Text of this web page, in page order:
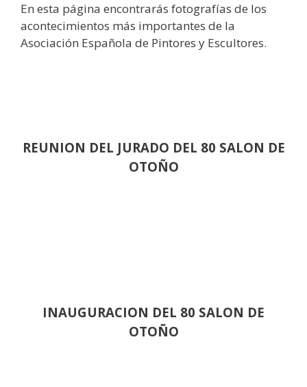
En esta página encontrarás fotografías de los
acontecimientos más importantes de la
Asociación Española de Pintores y Escultores.
REUNION DEL JURADO DEL 80 SALON DE
OTOÑO
INAUGURACION DEL 80 SALON DE
OTOÑO